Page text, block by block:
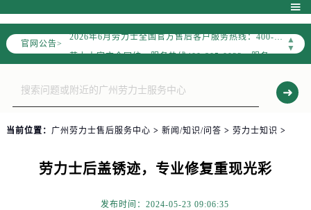

官网公告>
▲
▼
2026年6月劳力士中国区售后服务网络优化升级公告
2026年6月劳力士全国官方售后客户服务热线：400-805-0023
劳力士官方全国统一服务热线400-805-0023，服务覆盖中国大陆、香港、澳门、台湾全部区域
2026年6月劳力士售后服务中心最新网点地址：
北京市朝阳区建国门外大街甲6号华熙国际中心写字楼D座11层1102室（需提前预约）
当前位置： 广州劳力士售后服务中心 > 新闻/知识/问答 > 劳力士知识 >
劳力士后盖锈迹，专业修复重现光彩
发布时间：2024-05-23 09:06:35